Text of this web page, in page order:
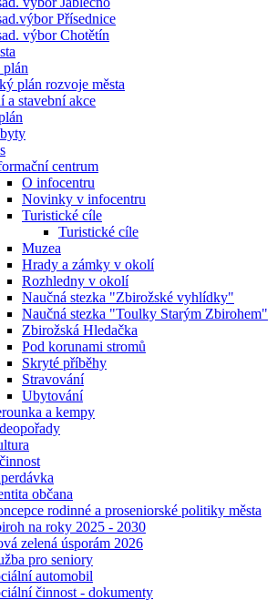
Přísednice
výbor Chotětín
plán rozvoje města
a stavební akce
centrum
O infocentru
Novinky v infocentru
Turistické cíle
Turistické cíle
Muzea
Hrady a zámky v okolí
Rozhledny v okolí
Naučná stezka "Zbirožské vyhlídky"
Naučná stezka "Toulky Starým Zbirohem"
Zbirožská Hledačka
Pod korunami stromů
Skryté příběhy
Stravování
Ubytování
a kempy
občana
rodinné a proseniorské politiky města
na roky 2025 - 2030
zelená úsporám 2026
pro seniory
automobil
činnost - dokumenty